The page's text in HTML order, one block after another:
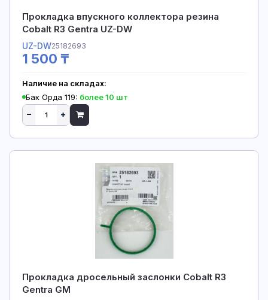
Прокладка впускного коллектора резина
Cobalt R3 Gentra UZ-DW
UZ-DW25182693
1 500 ₸
Наличие на складах:
Бак Орда 119: более 10 шт
Прокладка дросельный заслонки Cobalt R3
Gentra GM